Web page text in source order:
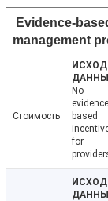
Evidence-
management
Стоимость
No
based
for